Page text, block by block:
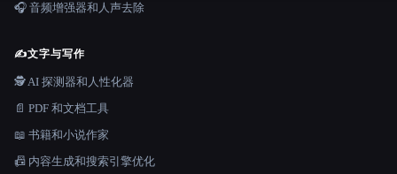
🎧 音频增强器和人声去除
✍️文字与写作
🕵️ AI 探测器和人性化器
📄 PDF 和文档工具
📖 书籍和小说作家
📠 内容生成和搜索引擎优化